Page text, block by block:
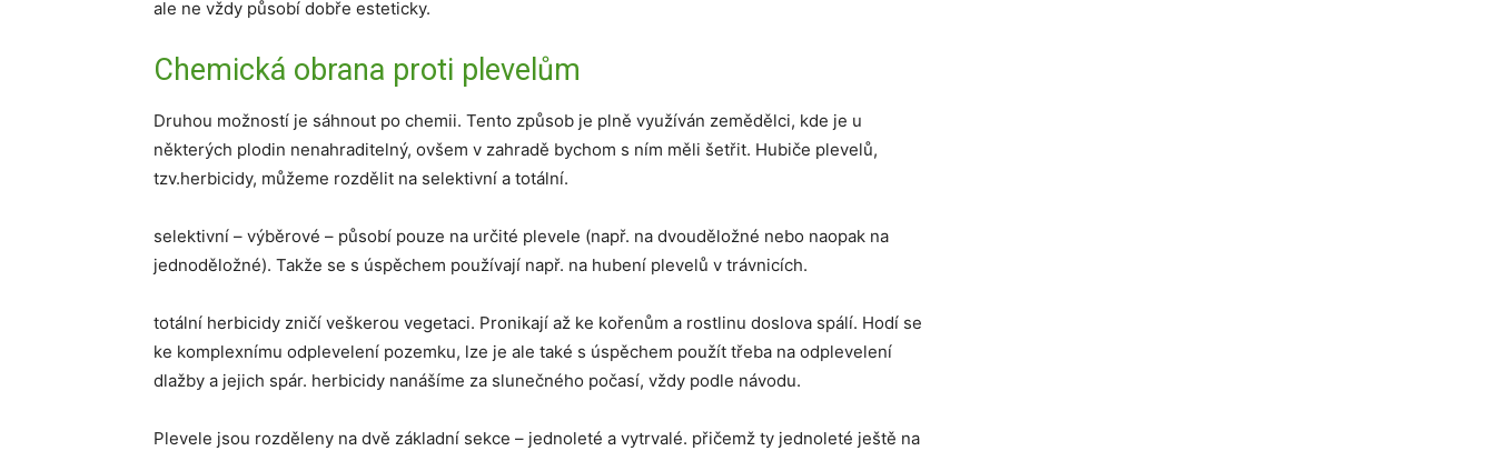
ale ne vždy působí dobře esteticky.
Chemická obrana proti plevelům
Druhou možností je sáhnout po chemii. Tento způsob je plně využíván zemědělci, kde je u
některých plodin nenahraditelný, ovšem v zahradě bychom s ním měli šetřit. Hubiče plevelů,
tzv.herbicidy, můžeme rozdělit na selektivní a totální.
selektivní – výběrové – působí pouze na určité plevele (např. na dvouděložné nebo naopak na
jednoděložné). Takže se s úspěchem používají např. na hubení plevelů v trávnicích.
totální herbicidy zničí veškerou vegetaci. Pronikají až ke kořenům a rostlinu doslova spálí. Hodí se
ke komplexnímu odplevelení pozemku, lze je ale také s úspěchem použít třeba na odplevelení
dlažby a jejich spár. herbicidy nanášíme za slunečného počasí, vždy podle návodu.
Plevele jsou rozděleny na dvě základní sekce – jednoleté a vytrvalé. přičemž ty jednoleté ještě na